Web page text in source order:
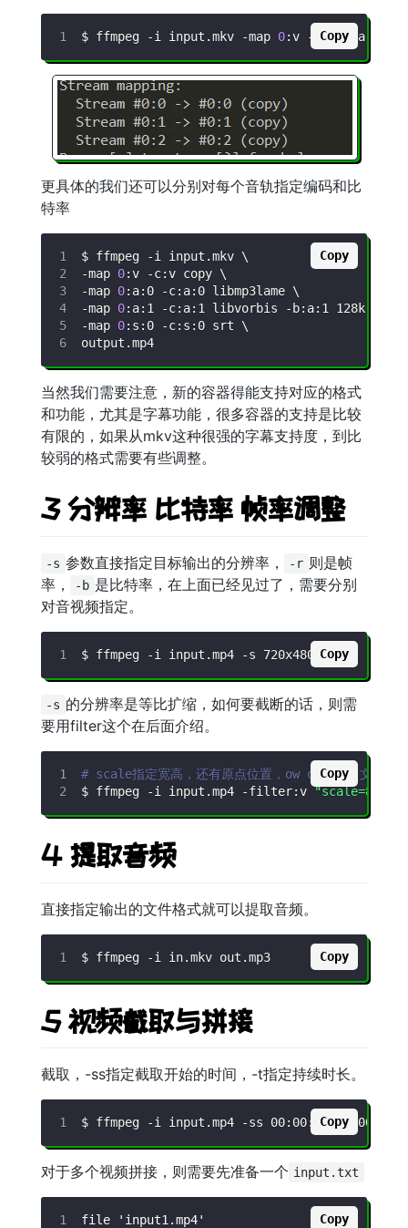
$ ffmpeg -i input.mkv -map 0:v -map 0 :a:0
Copy
更具体的我们还可以分别对每个音轨指定编码和比
特率
$ ffmpeg -i input.mkv \
-map 0:v -c:v copy \
-map 0:a:0 -c:a:0 libmp3lame \
-map 0:a:1 -c:a:1 libvorbis -b:a:1 128k
-map 0:s:0 -c:s:0 srt \
output.mp4
Copy
当然我们需要注意，新的容器得能支持对应的格式
和功能，尤其是字幕功能，很多容器的支持是比较
有限的，如果从mkv这种很强的字幕支持度，到比
较弱的格式需要有些调整。
3 分辨率 比特率 帧率调整
-s 参数直接指定目标输出的分辨率， -r 则是帧
率，
-b 是比特率，在上面已经见过了，需要分别
对音视频指定。
$ ffmpeg -i input.mp4 -s 720x480 -r 30
Copy
-s 的分辨率是等比扩缩，如何要截断的话，则需
要用filter这个在后面介绍。
# scale指定宽高，还有原点位置，ow oh是输出文件的
$ ffmpeg
-i input.mp4 -filter:v
Copy
4 提取音频
直接指定输出的文件格式就可以提取音频。
$ ffmpeg -i in.mkv out.mp3 Copy
5 视频截取与拼接
截取，-ss指定截取开始的时间，-t指定持续时长。
$ ffmpeg -i input.mp4 -ss 00:00:20 -t
Copy
对于多个视频拼接，则需要先准备一个 input.txt
Copy